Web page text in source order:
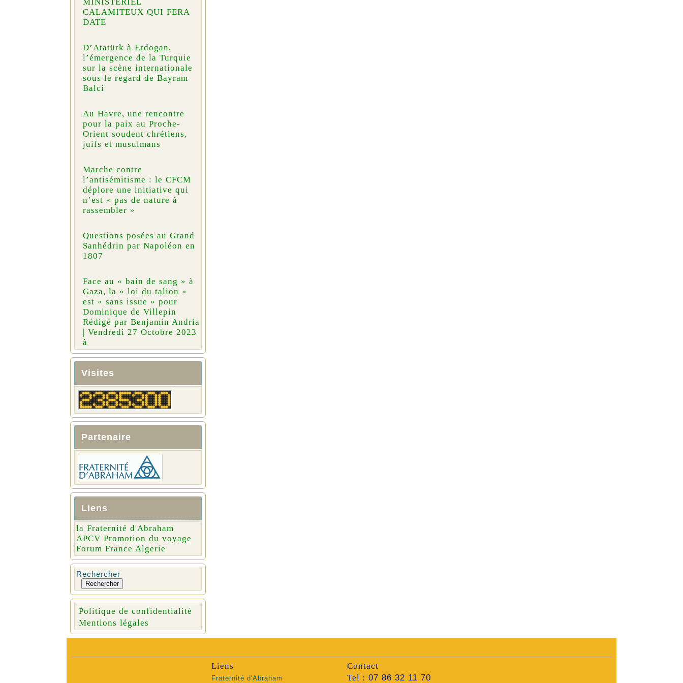
CALAMITEUX QUI FERA
DATE
D’Atatürk à Erdogan,
l’émergence de la Turquie
sur la scène internationale
sous le regard de Bayram
Balci
Au Havre, une rencontre
pour la paix au Proche-
Orient soudent chrétiens,
juifs et musulmans
Marche contre
l’antisémitisme : le CFCM
déplore une initiative qui
n’est « pas de nature à
rassembler »
Questions posées au Grand
Sanhédrin par Napoléon en
1807
Face au « bain de sang » à
Gaza, la « loi du talion »
est « sans issue » pour
Dominique de Villepin
Rédigé par Benjamin Andria
| Vendredi 27 Octobre 2023
à
Visites
Partenaire
Liens
la Fraternité d'Abraham
APCV Promotion du voyage
Forum France Algerie
Rechercher
Rechercher
Politique de confidentialité
Mentions légales
Liens
Fraternité d'Abraham
Contact
Tel : 07 86 32 11 70